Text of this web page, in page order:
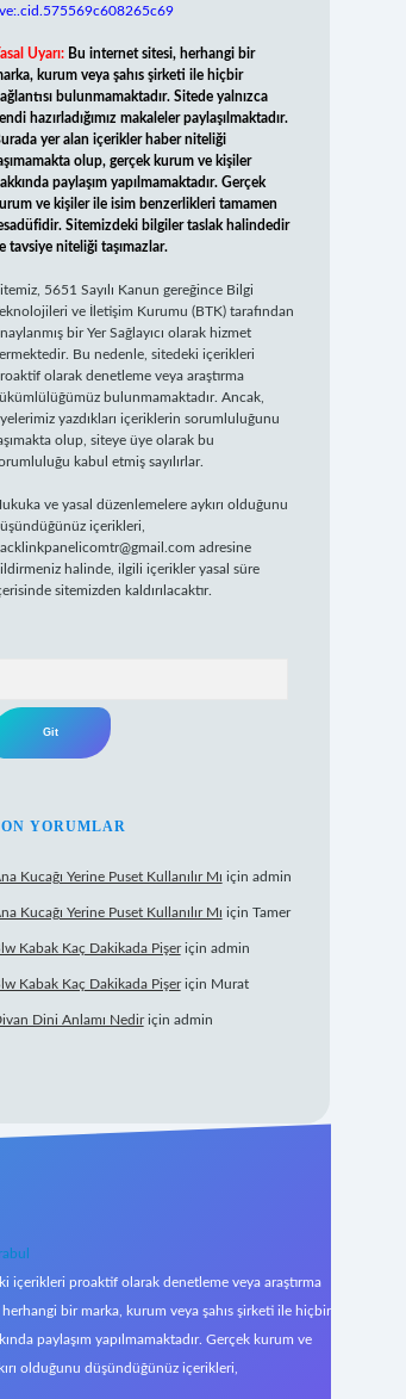
Uyarı: Bu internet sitesi, herhangi bir
kurum veya şahıs şirketi ile hiçbir
bulunmamaktadır. Sitede yalnızca
hazırladığımız makaleler paylaşılmaktadır.
yer alan içerikler haber niteliği
olup, gerçek kurum ve kişiler
paylaşım yapılmamaktadır. Gerçek
ve kişiler ile isim benzerlikleri tamamen
Sitemizdeki bilgiler taslak halindedir
tavsiye niteliği taşımazlar.
5651 Sayılı Kanun gereğince Bilgi
ve İletişim Kurumu (BTK) tarafından
bir Yer Sağlayıcı olarak hizmet
Bu nedenle, sitedeki içerikleri
olarak denetleme veya araştırma
bulunmamaktadır. Ancak,
yazdıkları içeriklerin sorumluluğunu
olup, siteye üye olarak bu
kabul etmiş sayılırlar.
ve yasal düzenlemelere aykırı olduğunu
içerikleri,
adresine
halinde, ilgili içerikler yasal süre
sitemizden kaldırılacaktır.
YORUMLAR
Kucağı Yerine Puset Kullanılır Mı için admin
Kucağı Yerine Puset Kullanılır Mı için Tamer
Kabak Kaç Dakikada Pişeriçin admin
Kabak Kaç Dakikada Pişeriçin Murat
Dini Anlamı Nediriçin admin
içerikleri proaktif olarak denetleme veya araştırma
bir marka, kurum veya şahıs şirketi ile hiçbir
paylaşım yapılmamaktadır. Gerçek kurum ve
olduğunu düşündüğünüz içerikleri,